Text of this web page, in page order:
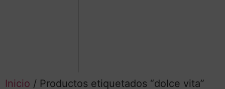
Inicio / Productos etiquetados “dolce vita”